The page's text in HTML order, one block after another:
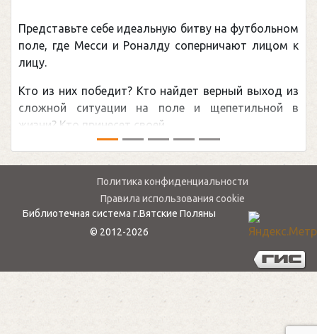
Представьте себе идеальную битву на футбольном
поле, где Месси и Роналду соперничают лицом к
лицу.
Кто из них победит? Кто найдет верный выход из
сложной ситуации на поле и щепетильной в
жизни? Кто принесет своей ...
Политика конфиденциальности
Правила использования cookie
Библиотечная система г.Вятские Поляны
© 2012-2026